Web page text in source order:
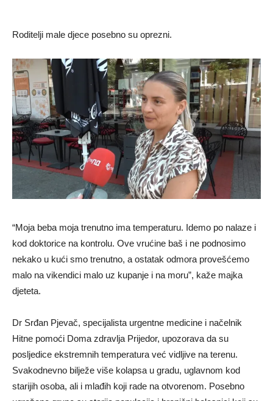
Roditelji male djece posebno su oprezni.
“Moja beba moja trenutno ima temperaturu. Idemo po nalaze i
kod doktorice na kontrolu. Ove vrućine baš i ne podnosimo
nekako u kući smo trenutno, a ostatak odmora provešćemo
malo na vikendici malo uz kupanje i na moru”, kaže majka
djeteta.
Dr Srđan Pjevač, specijalista urgentne medicine i načelnik
Hitne pomoći Doma zdravlja Prijedor, upozorava da su
posljedice ekstremnih temperatura već vidljive na terenu.
Svakodnevno bilježe više kolapsa u gradu, uglavnom kod
starijih osoba, ali i mlađih koji rade na otvorenom. Posebno